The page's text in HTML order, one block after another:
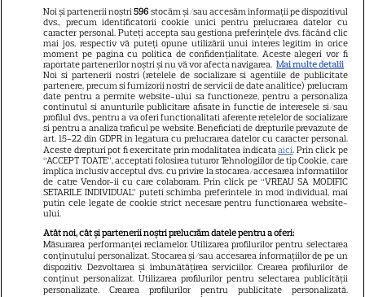
14
VEDETE STRĂINE
Elon Musk, atac la adresa
regizorului premiat cu Oscar
care a realizat documentarul
despre viața sa. Filmul are 232
de minute
3
VEDETE STRĂINE
Marvel are un nou Black
Panther. David Jonsson preia
moștenirea lui Chadwick
Boseman
Noi și partenerii noștri596 stocăm și/sau accesăm informații pe dispozitivul
dvs., precum identificatorii cookie unici pentru prelucrarea datelor cu
caracter personal. Puteți accepta sau gestiona preferințele dvs. făcând clic
mai jos, respectiv vă puteți opune utilizării unui interes legitim în orice
moment pe pagina cu politica de confidențialitate. Aceste alegeri vor fi
raportate partenerilor noștri și nu vă vor afecta navigarea. Mai multe detalii
Noi si partenerii nostri (retelele de socializare si agentiile de publicitate
partenere, precum si furnizorii nostri de servicii de date analitice) prelucram
date pentru a permite website-ului sa functioneze, pentru a personaliza
continutul si anunturile publicitare afisate in functie de interesele si/sau
profilul dvs., pentru a va oferi functionalitati aferente retelelor de socializare
si pentru a analiza traficul pe website. Beneficiati de drepturile prevazute de
art. 15-22 din GDPR in legatura cu prelucrarea datelor cu caracter personal.
Aceste drepturi pot fi exercitate prin modalitatea indicataaici. Prin click pe
“ACCEPT TOATE”, acceptati folosirea tuturor Tehnologiilor de tip Cookie, care
implica inclusiv acceptul dvs. cu privire la stocarea/accesarea informatiilor
de catre Vendor-ii cu care colaboram. Prin click pe “VREAU SA MODIFIC
SETARILE INDIVIDUAL” puteti schimba preferintele in mod individual, mai
putin cele legate de cookie strict necesare pentru functionarea website-
ului.
Atât noi, cât și partenerii noștri prelucrăm datele pentru a oferi:
Măsurarea performanței reclamelor. Utilizarea profilurilor pentru selectarea
conținutului personalizat. Stocarea și/sau accesarea informațiilor de pe un
dispozitiv. Dezvoltarea și îmbunătățirea serviciilor. Crearea profilurilor de
conținut personalizat. Utilizarea profilurilor pentru selectarea publicității
personalizate. Crearea profilurilor pentru publicitate personalizată.